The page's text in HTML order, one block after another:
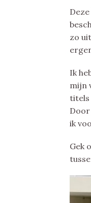
zo
Ik
mijn
titels
ik
Gek